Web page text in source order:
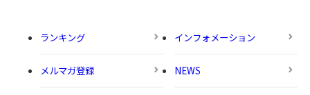
ランキング インフォメーション
メルマガ登録 NEWS